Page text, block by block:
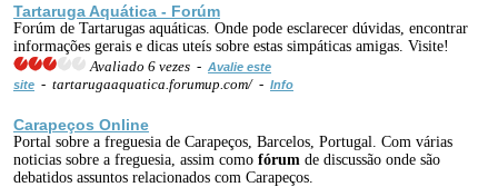
Tartaruga Aquática - Forúm
Forúm de Tartarugas aquáticas. Onde pode esclarecer dúvidas, encontrar
informações gerais e dicas uteís sobre estas simpáticas amigas. Visite!
Avaliado 6 vezes - Avalie este
site - tartarugaaquatica.forumup.com/ - Info
Carapeços Online
Portal sobre a freguesia de Carapeços, Barcelos, Portugal. Com várias
noticias sobre a freguesia, assim como fórum de discussão onde são
debatidos assuntos relacionados com Carapeços.